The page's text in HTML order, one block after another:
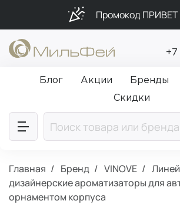
Промокод ПРИВЕТ
Подарки в каждый заказ
Бесплатная доставка от
+7
Блог Акции Бренды
Скидки
Главная Бренд VINOVE
дизайнерские ароматизаторы для
орнаментом корпуса